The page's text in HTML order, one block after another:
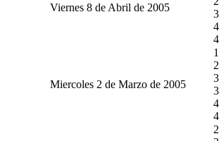
Viernes 8 de Abril de 2005
Miercoles 2 de Marzo de 2005